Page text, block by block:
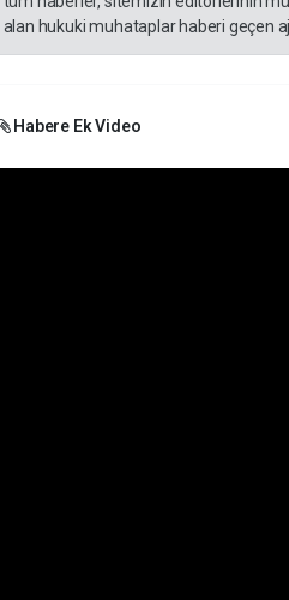
alan hukuki muhataplar haberi geçen
Habere Ek Video